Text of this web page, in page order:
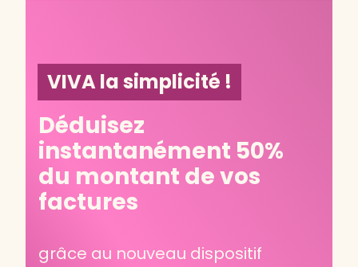
VIVA la simplicité !
Déduisez
instantanément 50%
du montant de vos
factures
grâce au nouveau dispositif